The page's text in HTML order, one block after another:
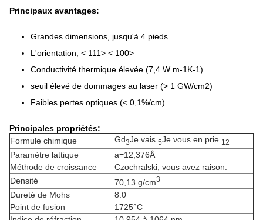
Principaux avantages:
Grandes dimensions, jusqu'à 4 pieds
L'orientation, < 111> < 100>
Conductivité thermique élevée (7,4 W m-1K-1).
seuil élevé de dommages au laser (> 1 GW/cm2)
Faibles pertes optiques (< 0,1%/cm)
Principales propriétés:
Formule chimique
Gd3Je vais.5Je vous en prie.12
Paramètre lattique
a=12,376Å
Méthode de croissance
Czochralski, vous avez raison.
Densité
70,13 g/cm3
Dureté de Mohs
8.0
Point de fusion
1725°C